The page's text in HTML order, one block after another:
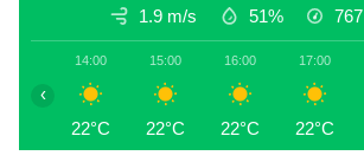
1.9 m/s 51% 767
14:00
22°C
15:00
22°C
16:00
22°C
17:00
22°C
‹